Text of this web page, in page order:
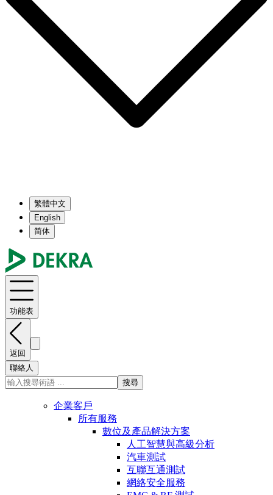
繁體中文
English
简体
功能表
返回
聯絡人
搜尋
企業客戶
所有服務
數位及產品解決方案
人工智慧與高級分析
汽車測試
互聯互通測試
網絡安全服務